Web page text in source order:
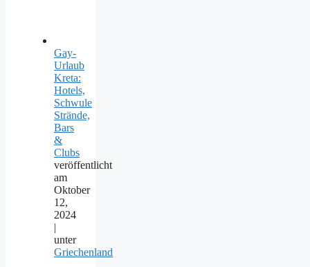
Gay-
Urlaub
Kreta:
Hotels,
Schwule
Strände,
Bars
&
Clubs
veröffentlicht
am
Oktober
12,
2024
|
unter
Griechenland